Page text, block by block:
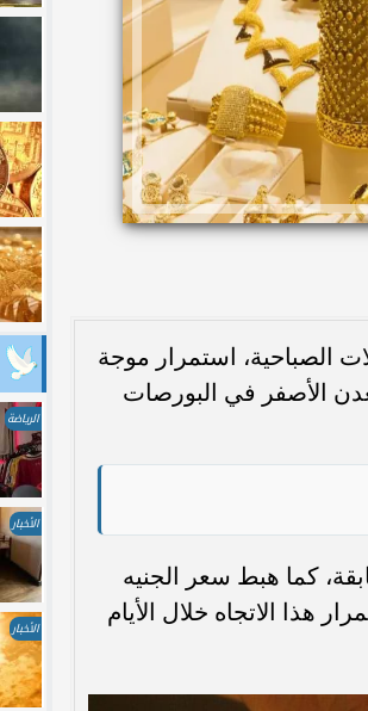
في مصر، خلال التعاملات الصباحية، استمرار موجة
الأصفر في البورصات
بالتعاملات السابقة، كما هبط سعر الجنيه
هذا الاتجاه خلال الأيام
الرياضة
الأخبار
الأخبار